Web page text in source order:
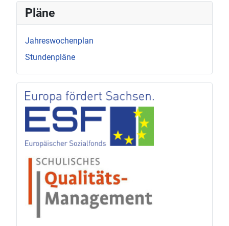
Pläne
Jahreswochenplan
Stundenpläne